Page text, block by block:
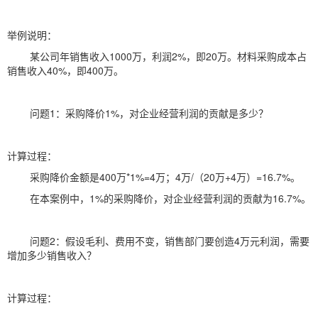
举例说明：
某公司年销售收入1000万，利润2%，即20万。材料采购成本占
销售收入40%，即400万。
问题1：采购降价1%，对企业经营利润的贡献是多少？
计算过程：
采购降价金额是400万*1%=4万；4万/（20万+4万）=16.7%。
在本案例中， 1%的采购降价，对企业经营利润的贡献为16.7%。
问题2：假设毛利、费用不变，销售部门要创造4万元利润，需要
增加多少销售收入？
计算过程：